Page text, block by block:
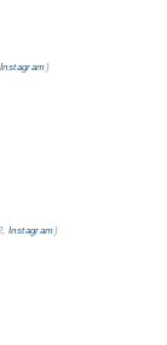
Instagram )
Instagram )